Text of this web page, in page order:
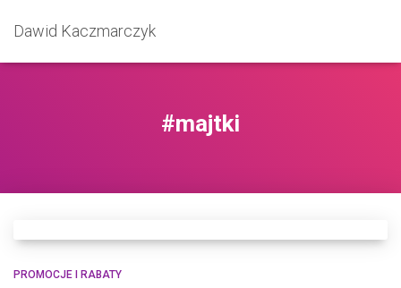
Dawid Kaczmarczyk
#majtki
PROMOCJE I RABATY